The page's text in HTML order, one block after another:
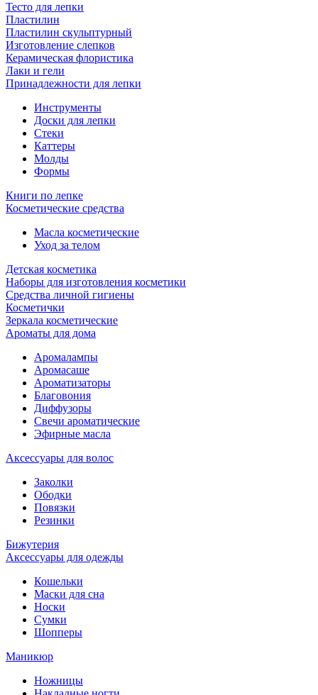
Тесто для лепки
Пластилин
Пластилин скульптурный
Изготовление слепков
Керамическая флористика
Лаки и гели
Принадлежности для лепки
Инструменты
Доски для лепки
Стеки
Каттеры
Молды
Формы
Книги по лепке
Косметические средства
Масла косметические
Уход за телом
Детская косметика
Наборы для изготовления косметики
Средства личной гигиены
Косметички
Зеркала косметические
Ароматы для дома
Аромалампы
Аромасаше
Ароматизаторы
Благовония
Диффузоры
Свечи ароматические
Эфирные масла
Аксессуары для волос
Заколки
Ободки
Повязки
Резинки
Бижутерия
Аксессуары для одежды
Кошельки
Маски для сна
Носки
Сумки
Шопперы
Маникюр
Ножницы